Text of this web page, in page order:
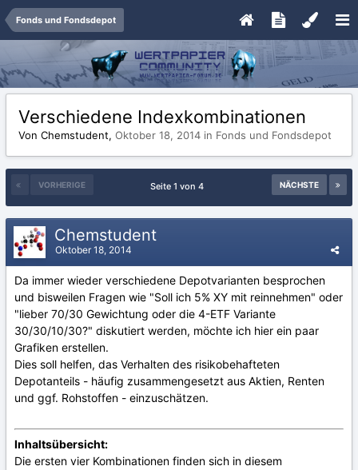
Fonds und Fondsdepot
Verschiedene Indexkombinationen
Von Chemstudent, Oktober 18, 2014 in Fonds und Fondsdepot
VORHERIGE NÄCHSTE
Seite 1 von 4
Chemstudent
Oktober 18, 2014
Da immer wieder verschiedene Depotvarianten besprochen
und bisweilen Fragen wie "Soll ich 5% XY mit reinnehmen" oder
"lieber 70/30 Gewichtung oder die 4-ETF Variante
30/30/10/30?" diskutiert werden, möchte ich hier ein paar
Grafiken erstellen.
Dies soll helfen, das Verhalten des risikobehafteten
Depotanteils - häufig zusammengesetzt aus Aktien, Renten
und ggf. Rohstoffen - einzuschätzen.
Inhaltsübersicht:
Die ersten vier Kombinationen finden sich in diesem